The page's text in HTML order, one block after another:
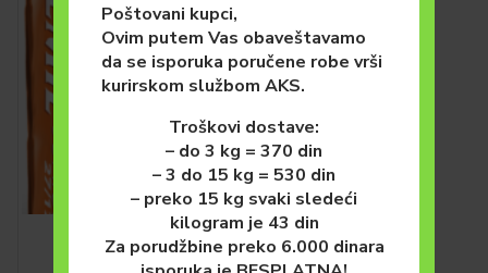
PSI HRANA ZA PSE (SUVA)
Poštovani kupci,
Ovim putem Vas obaveštavamo
da se isporuka poručene robe vrši
kurirskom službom AKS.
Troškovi dostave:
– do 3 kg = 370 din
– 3 do 15 kg = 530 din
– preko 15 kg svaki sledeći
kilogram je 43 din
Za porudžbine preko 6.000 dinara